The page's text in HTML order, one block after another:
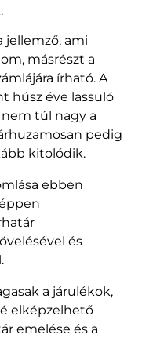
jellemző, ami
másrészt a
írható. A
húsz éve lassuló
túl nagy a
pedig
kitolódik.
ebben
és
a járulékok,
elképzelhető
emelése és a